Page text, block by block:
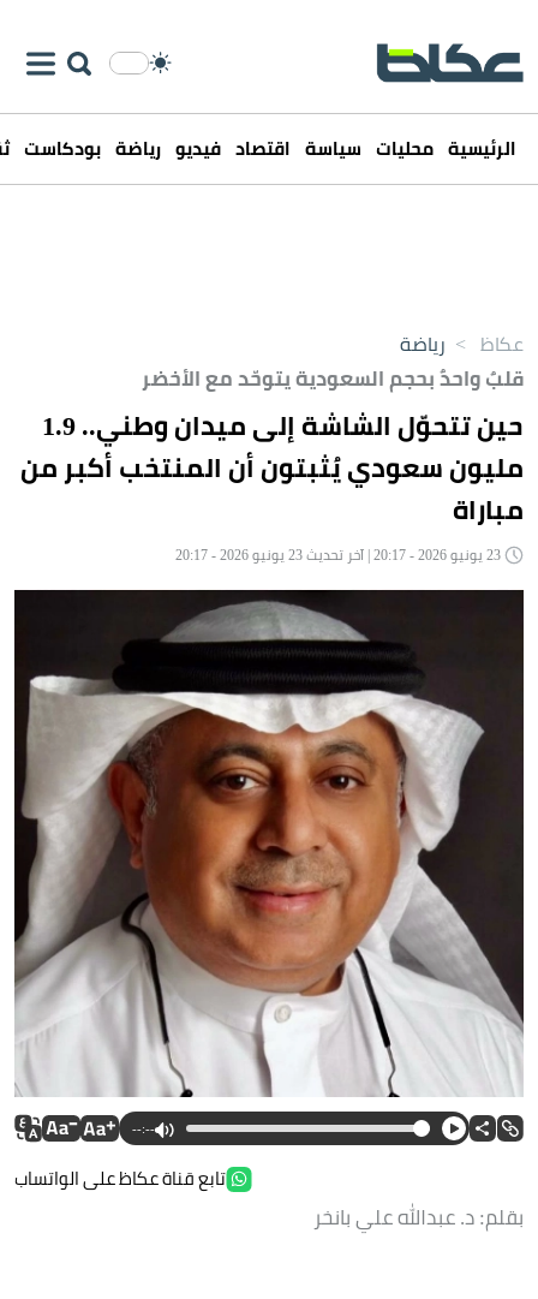
الرئيسية محليات سياسة اقتصاد فيديو رياضة بودكاست
عكاظ > رياضة
قلبٌ واحدٌ بحجم السعودية يتوحّد مع الأخضر
حين تتحوّل الشاشة إلى ميدان وطني.. 1.9
مليون سعودي يُثبتون أن المنتخب أكبر من
مباراة
--:--
تابع قناة عكاظ على الواتساب
بقلم: د. عبدالله علي بانخر